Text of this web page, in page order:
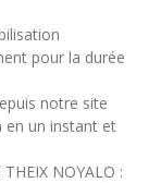
pour la durée
notre site
en un instant et
NOYALO :